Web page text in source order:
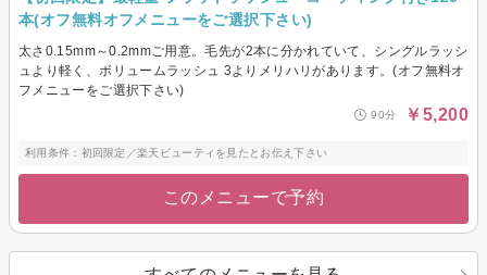
本(オフ無料オフメニューをご選択下さい)
太さ0.15mm～0.2mmご用意。毛先が2本に分かれていて、シングルラッシ
ュより軽く、ボリュームラッシュ 3よりメリハリがあります。(オフ無料オ
フメニューをご選択下さい)
90分 ￥5,200
利用条件：初回限定／楽天ビューティを見たとお伝え下さい
このメニューで予約